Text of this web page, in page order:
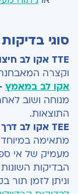
סוגי
TTE אקו לב חיצוני –
וקצרה
אקו לב במאמץ
מנוחה ושוב
התוצאות.
TEE אקו לב
מתאימה
מעמיק של אי
הבדיקות
וניתן לזמן